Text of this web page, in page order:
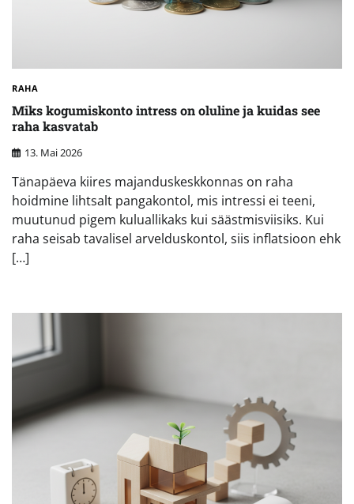
RAHA
Miks kogumiskonto intress on oluline ja kuidas see
raha kasvatab
13. Mai 2026
Tänapäeva kiires majanduskeskkonnas on raha
hoidmine lihtsalt pangakontol, mis intressi ei teeni,
muutunud pigem kuluallikaks kui säästmisviisiks. Kui
raha seisab tavalisel arvelduskontol, siis inflatsioon ehk
[…]